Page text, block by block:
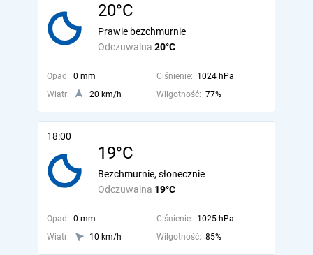
20°C
Odczuwalna 20°C
Prawie bezchmurnie
Opad: 0 mm Ciśnienie: 1024 hPa
Wiatr:
20 km/h Wilgotność: 77%
18:00
19°C
Odczuwalna 19°C
Bezchmurnie, słonecznie
Opad: 0 mm Ciśnienie: 1025 hPa
Wiatr:
10 km/h Wilgotność: 85%